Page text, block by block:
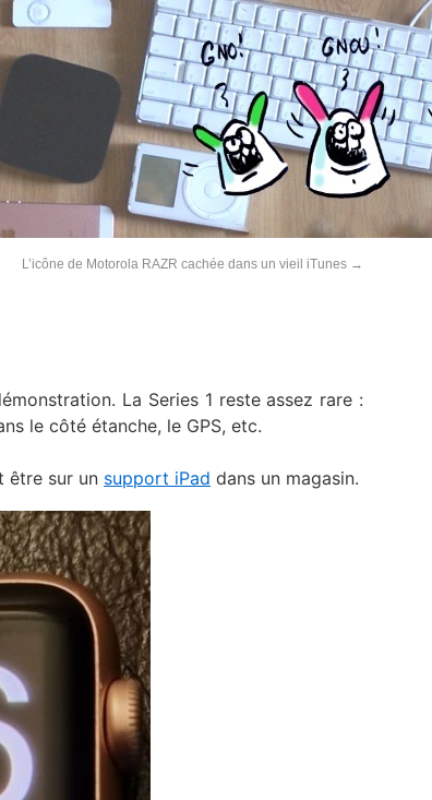
L’icône de Motorola RAZR cachée dans un vieil iTunes →
La Series 1 reste assez rare :
le côté étanche, le GPS, etc.
être sur un support iPad dans un magasin.